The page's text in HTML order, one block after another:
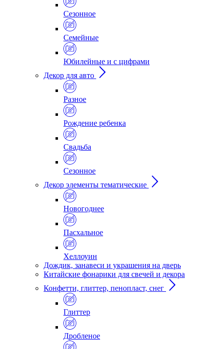
Сезонное
Семейные
Юбилейные и с цифрами
Декор для авто
Разное
Рождение ребенка
Свадьба
Сезонное
Декор элементы тематические
Новогоднее
Пасхальное
Хеллоуин
Дождик, занавеси и украшения на дверь
Китайские фонарики для свечей и декора
Конфетти, глиттер, пенопласт, снег
Глиттер
Дробленое